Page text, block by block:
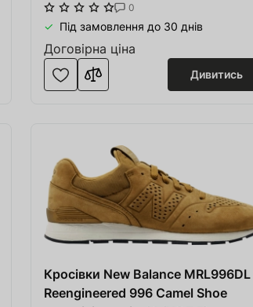
сірі тканина
0
Під замовлення до 30 днів
Договірна ціна
Дивитись
Кросівки New Balance MRL996DL
Reengineered 996 Camel Shoe